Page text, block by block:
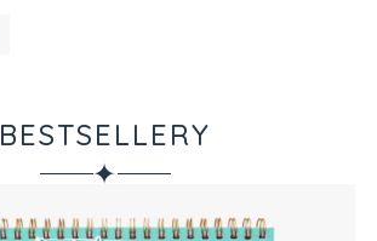
BESTSELLERY
✦